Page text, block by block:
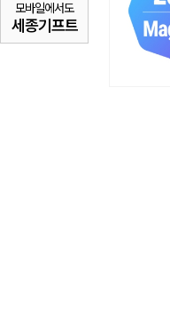
모바일에서도
세종기프트